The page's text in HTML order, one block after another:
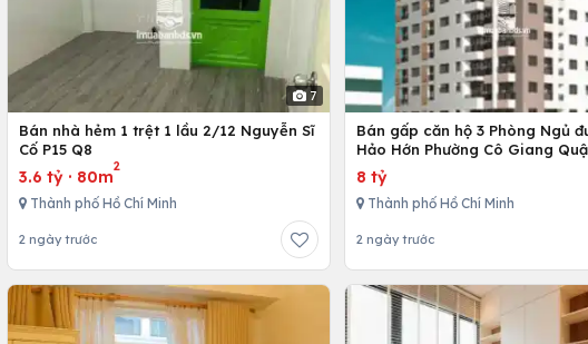
7
Bán nhà hẻm 1 trệt 1 lầu 2/12 Nguyễn Sĩ
Cố P15 Q8
3.6 tỷ · 80m
2
Thành phố Hồ Chí Minh
2 ngày trước
Bán gấp căn hộ 3 Phòng Ngủ
Hảo Hớn Phường Cô Giang
8 tỷ
Thành phố Hồ Chí Minh
2 ngày trước